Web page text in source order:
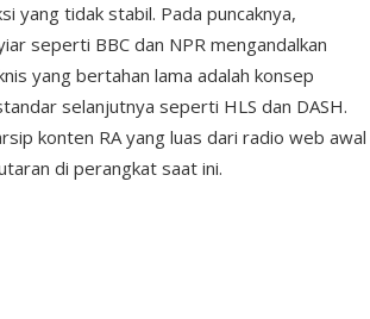
yang tidak stabil. Pada puncaknya,
seperti BBC dan NPR mengandalkan
yang bertahan lama adalah konsep
selanjutnya seperti HLS dan DASH.
konten RA yang luas dari radio web awal
di perangkat saat ini.